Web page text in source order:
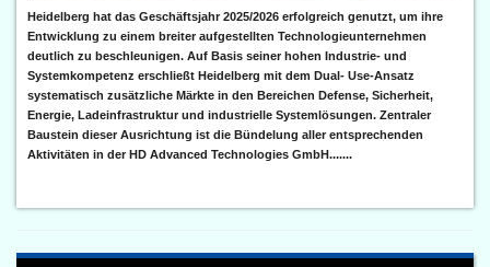
Heidelberg hat das Geschäftsjahr 2025/2026 erfolgreich genutzt, um ihre
Entwicklung zu einem breiter aufgestellten Technologieunternehmen
deutlich zu beschleunigen. Auf Basis seiner hohen Industrie- und
Systemkompetenz erschließt Heidelberg mit dem Dual- Use-Ansatz
systematisch zusätzliche Märkte in den Bereichen Defense, Sicherheit,
Energie, Ladeinfrastruktur und industrielle Systemlösungen. Zentraler
Baustein dieser Ausrichtung ist die Bündelung aller entsprechenden
Aktivitäten in der HD Advanced Technologies GmbH.......